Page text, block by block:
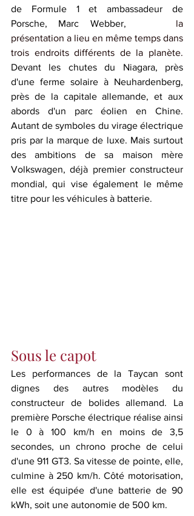
de Formule 1 et ambassadeur de
la
présentation a lieu en même temps dans
trois endroits différents de la planète.
Devant les chutes du Niagara, près
d'une ferme solaire à Neuhardenberg,
près de la capitale allemande, et aux
abords d'un parc éolien en Chine.
Autant de symboles du virage électrique
pris par la marque de luxe. Mais surtout
des ambitions de sa maison mère
Volkswagen, déjà premier constructeur
mondial, qui vise également le même
titre pour les véhicules à batterie.
Sous le capot
Les performances de la Taycan sont
dignes des autres modèles du
constructeur de bolides allemand. La
première Porsche électrique réalise ainsi
le 0 à 100 km/h en moins de 3,5
secondes, un chrono proche de celui
d'une 911 GT3. Sa vitesse de pointe, elle,
culmine à 250 km/h. Côté motorisation,
elle est équipée d'une batterie de 90
kWh, soit une autonomie de 500 km.